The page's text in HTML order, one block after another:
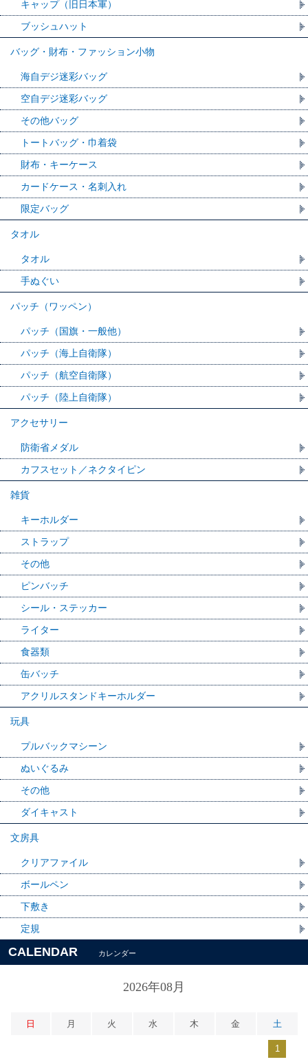
キャップ（旧日本軍）
ブッシュハット
バッグ・財布・ファッション小物
海自デジ迷彩バッグ
空自デジ迷彩バッグ
その他バッグ
トートバッグ・巾着袋
財布・キーケース
カードケース・名刺入れ
限定バッグ
タオル
タオル
手ぬぐい
パッチ（ワッペン）
パッチ（国旗・一般他）
パッチ（海上自衛隊）
パッチ（航空自衛隊）
パッチ（陸上自衛隊）
アクセサリー
防衛省メダル
カフスセット／ネクタイピン
雑貨
キーホルダー
ストラップ
その他
ピンバッチ
シール・ステッカー
ライター
食器類
缶バッチ
アクリルスタンドキーホルダー
玩具
プルバックマシーン
ぬいぐるみ
その他
ダイキャスト
文房具
クリアファイル
ボールペン
下敷き
定規
CALENDAR カレンダー
2026年08月
日 月 火 水 木 金 土
1